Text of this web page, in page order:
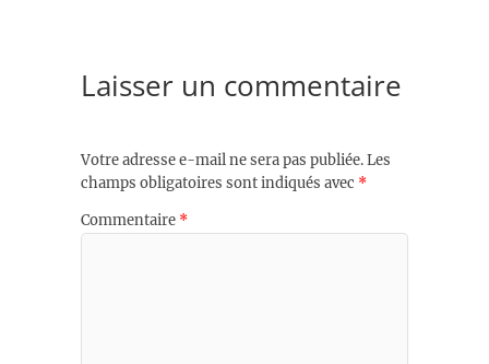
Laisser un commentaire
Votre adresse e-mail ne sera pas publiée.Les
champs obligatoires sont indiqués avec *
Commentaire *